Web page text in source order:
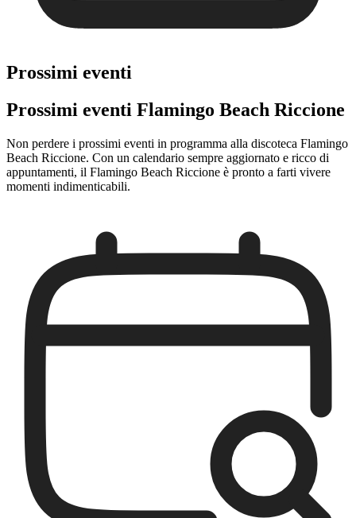
Prossimi eventi
Prossimi eventi Flamingo Beach Riccione
Non perdere i prossimi eventi in programma alla discoteca Flamingo
Beach Riccione. Con un calendario sempre aggiornato e ricco di
appuntamenti, il Flamingo Beach Riccione è pronto a farti vivere
momenti indimenticabili.